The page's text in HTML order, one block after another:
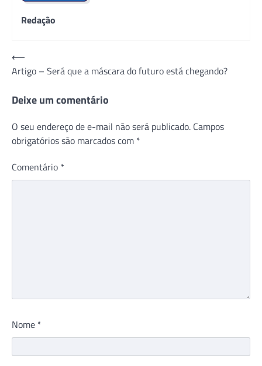
Redação
Navegação
de
Post
⟵
Artigo – Será que a máscara do futuro está chegando?
Deixe um comentário
O seu endereço de e-mail não será publicado. Campos
obrigatórios são marcados com *
Comentário *
Nome *